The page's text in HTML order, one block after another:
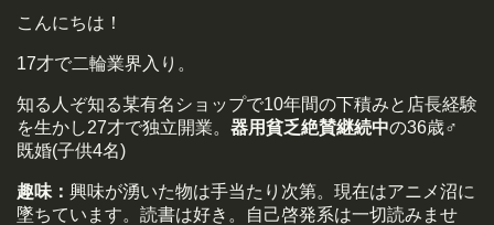
こんにちは！
17才で二輪業界入り。
知る人ぞ知る某有名ショップで10年間の下積みと店長経験
を生かし27才で独立開業。 器用貧乏絶賛継続中の36歳♂
既婚(子供4名)
趣味： 興味が湧いた物は手当たり次第。現在はアニメ沼に
墜ちています。読書は好き。自己啓発系は一切読みませ